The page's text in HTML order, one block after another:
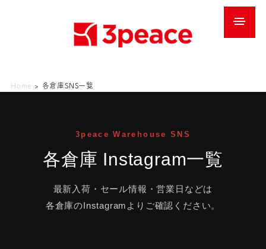
Home > 各倉庫SNS一覧
3peace Warehouse SNS
各倉庫 Instagram一覧
最新入荷・セール情報・営業日などは
各倉庫のInstagramよりご確認ください。